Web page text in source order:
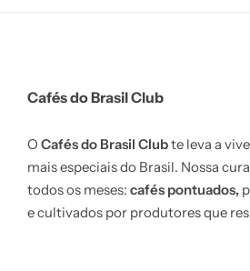
Cafés do Brasil Club
O Cafés do Brasil Clubte leva a
mais especiais do Brasil. Nossa
todos os meses: cafés pontuados,
e cultivados por produtores que